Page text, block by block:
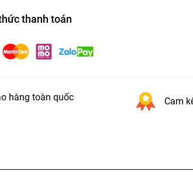
thanh toán
hàng toàn quốc Cam